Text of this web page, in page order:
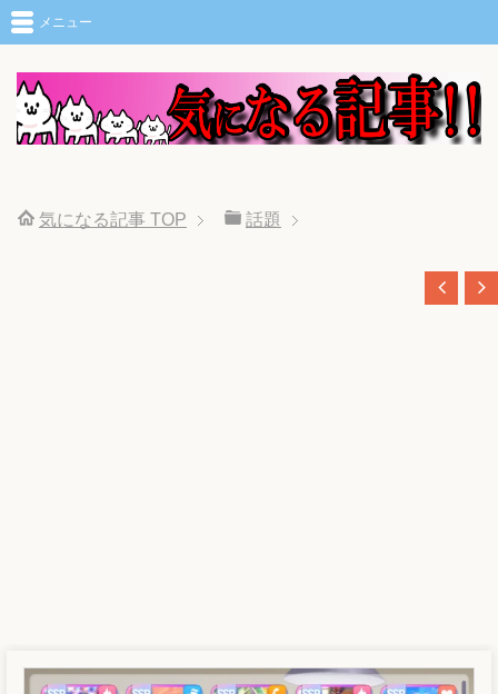
メニュー
気になる記事 TOP 話題